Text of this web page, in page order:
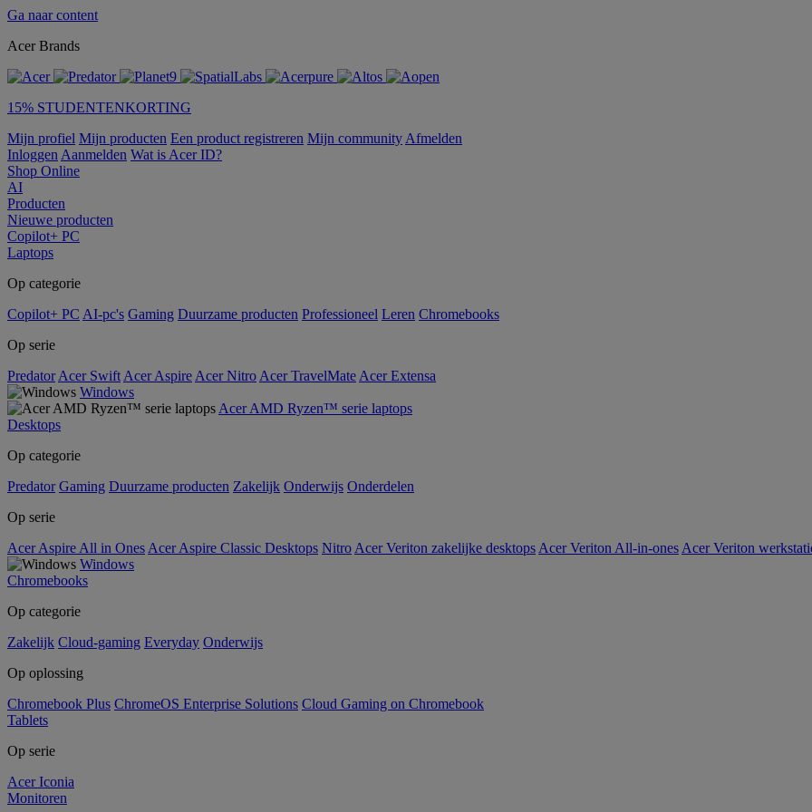
Ga naar content
Acer Brands
15% STUDENTENKORTING
Mijn profiel Mijn producten Een product registreren Mijn community Afmelden
Inloggen Aanmelden Wat is Acer ID?
Shop Online
AI
Producten
Nieuwe producten
Copilot+ PC
Laptops
Op categorie
Copilot+ PC AI-pc's Gaming Duurzame producten Professioneel Leren Chromebooks
Op serie
Predator Acer Swift Acer Aspire Acer Nitro Acer TravelMate Acer Extensa
Windows
Acer AMD Ryzen™ serie laptops
Desktops
Op categorie
Predator Gaming Duurzame producten Zakelijk Onderwijs Onderdelen
Op serie
Acer Aspire All in Ones Acer Aspire Classic Desktops Nitro Acer Veriton zakelijke desktops Acer Veriton All-in-ones Acer Veriton
Windows
Chromebooks
Op categorie
Zakelijk Cloud-gaming Everyday Onderwijs
Op oplossing
Chromebook Plus ChromeOS Enterprise Solutions Cloud Gaming on Chromebook
Tablets
Op serie
Acer Iconia
Monitoren